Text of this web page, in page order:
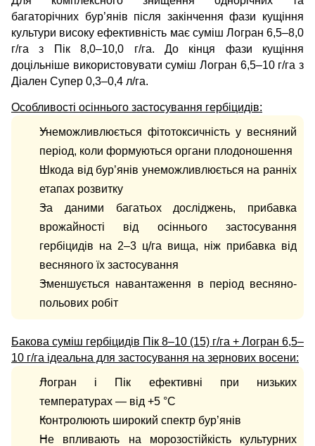
багаторічних бур’янів після закінчення фази кущіння
культури високу ефективність має суміш Логран 6,5–8,0
г/га з Пік 8,0–10,0 г/га. До кінця фази кущіння
доцільніше використовувати суміш Логран 6,5–10 г/га з
Діален Супер 0,3–0,4 л/га.
Особливості осіннього застосування гербіцидів:
Унеможливлюється фітотоксичність у весняний
період, коли формуються органи плодоношення
Шкода від бур’янів унеможливлюється на ранніх
етапах розвитку
За даними багатьох досліджень, прибавка
врожайності від осіннього застосування
гербіцидів на 2–3 ц/га вища, ніж прибавка від
весняного їх застосування
Зменшується навантаження в період весняно-
польових робіт
Бакова суміш гербіцидів Пік 8–10 (15) г/га + Логран 6,5–
10 г/га ідеальна для застосування на зернових восени:
Логран і Пік ефективні при низьких
температурах — від +5 °С
Контролюють широкий спектр бур’янів
Не впливають на морозостійкість культурних